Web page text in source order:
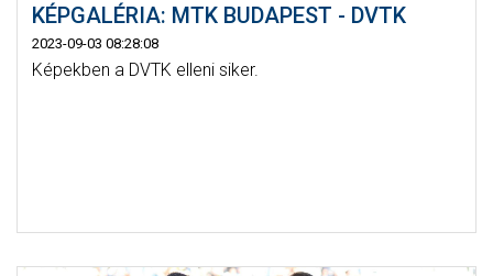
KÉPGALÉRIA: MTK BUDAPEST - DVTK
2023-09-03 08:28:08
Képekben a DVTK elleni siker.